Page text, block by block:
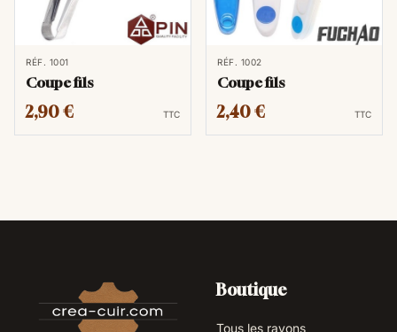
RÉF. 1001
Coupe fils
2,90 € TTC
RÉF. 1002
Coupe fils
2,40 € TTC
Boutique
Tous les rayons